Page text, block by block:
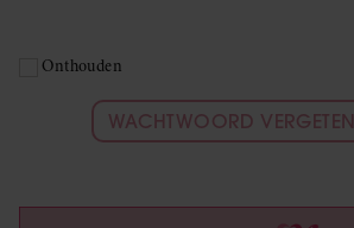
Onthouden
WACHTWOORD VERGETEN